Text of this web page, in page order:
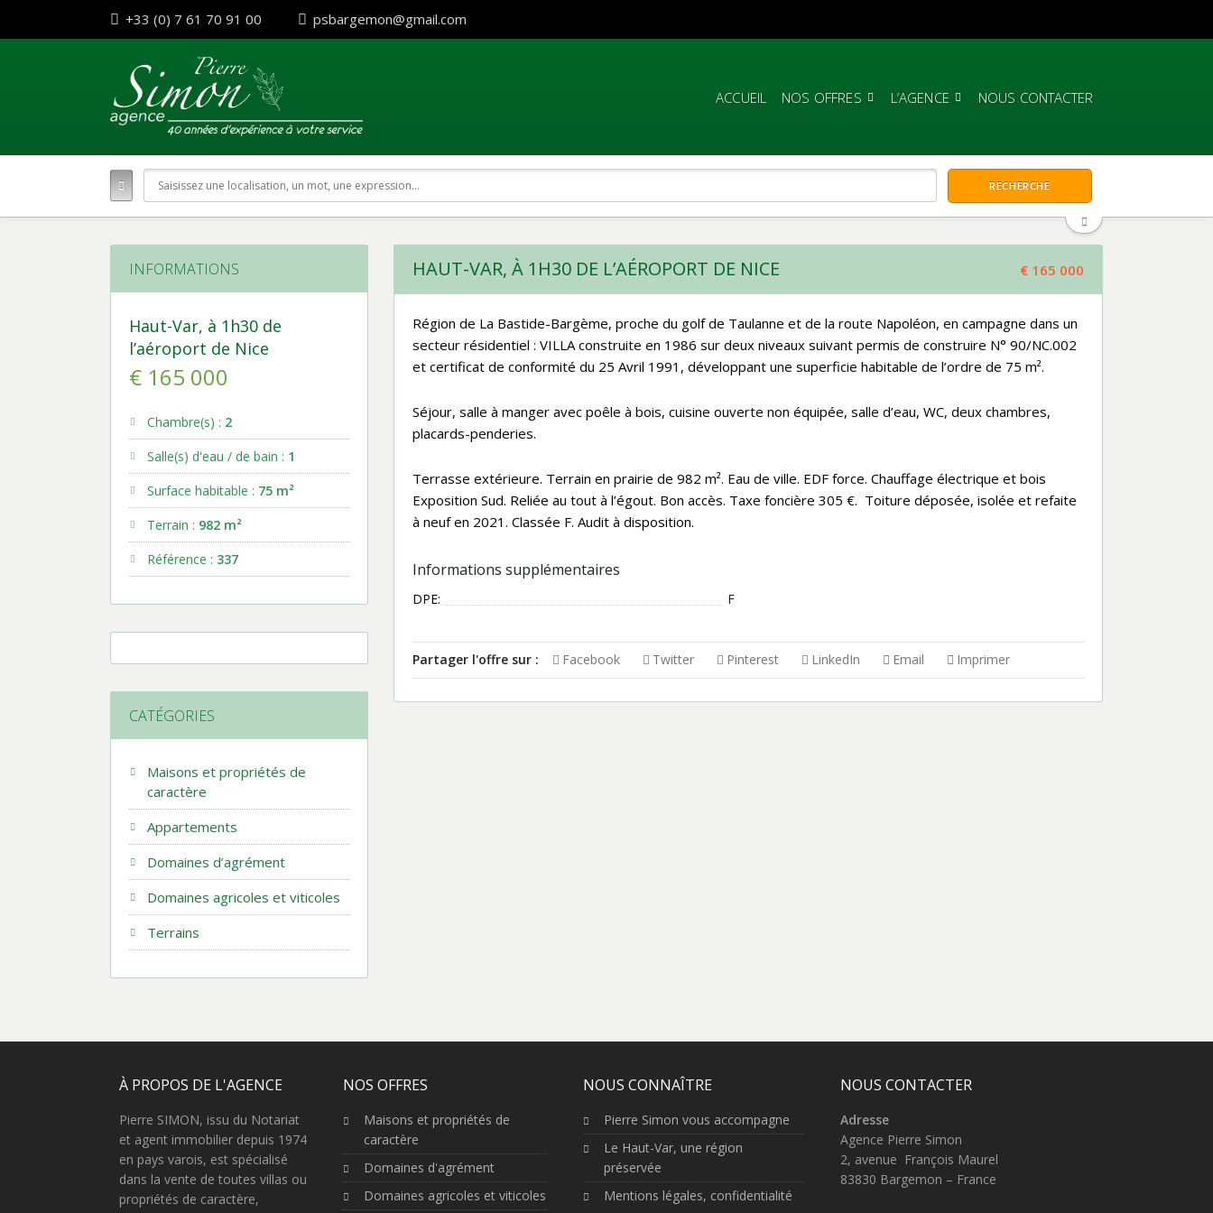
+33 (0) 7 61 70 91 00 psbargemon@gmail.com
ACCUEIL NOS OFFRES L’AGENCE NOUS CONTACTER
HAUT-VAR, À 1H30 DE L’AÉROPORT DE NICE € 165 000
Région de La Bastide-Bargème, proche du golf de Taulanne et de la route Napoléon, en campagne dans un
secteur résidentiel : VILLA construite en 1986 sur deux niveaux suivant permis de construire N° 90/NC.002
et certificat de conformité du 25 Avril 1991, développant une superficie habitable de l’ordre de 75 m².
Séjour, salle à manger avec poêle à bois, cuisine ouverte non équipée, salle d’eau, WC, deux chambres,
placards-penderies.
Terrasse extérieure. Terrain en prairie de 982 m². Eau de ville. EDF force. Chauffage électrique et bois
Exposition Sud. Reliée au tout à l’égout. Bon accès. Taxe foncière 305 €. Toiture déposée, isolée et refaite
à neuf en 2021. Classée F. Audit à disposition.
Informations supplémentaires
F
DPE:
Partager l'offre sur : Facebook Twitter Pinterest LinkedIn Email Imprimer
INFORMATIONS
Haut-Var, à 1h30 de
l’aéroport de Nice
€ 165 000
Chambre(s) : 2
Salle(s) d'eau / de bain : 1
Surface habitable : 75 m²
Terrain : 982 m²
Référence : 337
CATÉGORIES
Maisons et propriétés de
caractère
Appartements
Domaines d’agrément
Domaines agricoles et viticoles
Terrains
À PROPOS DE L'AGENCE
Pierre SIMON, issu du Notariat
et agent immobilier depuis 1974
en pays varois, est spécialisé
dans la vente de toutes villas ou
propriétés de caractère,
NOS OFFRES
Maisons et propriétés de
caractère
Domaines d'agrément
Domaines agricoles et viticoles
NOUS CONNAÎTRE
Pierre Simon vous accompagne
Le Haut-Var, une région
préservée
Mentions légales, confidentialité
NOUS CONTACTER
Adresse
Agence Pierre Simon
2, avenue François Maurel
83830 Bargemon – France